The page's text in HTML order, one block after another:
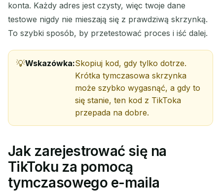
konta. Każdy adres jest czysty, więc twoje dane
testowe nigdy nie mieszają się z prawdziwą skrzynką.
To szybki sposób, by przetestować proces i iść dalej.
Wskazówka:Skopiuj kod, gdy tylko dotrze.
Krótka tymczasowa skrzynka
może szybko wygasnąć, a gdy to
się stanie, ten kod z TikToka
przepada na dobre.
Jak zarejestrować się na
TikToku za pomocą
tymczasowego e-maila